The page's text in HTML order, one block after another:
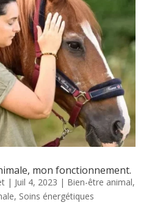
mon fonctionnement.
| Juil 4, 2023 | Bien-être animal,
, Soins énergétiques